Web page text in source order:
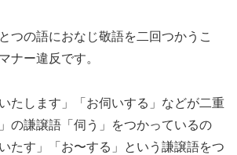
つの語におなじ敬語を二回つかうこ
ナー違反です。
たします」「お伺いする」などが二重
の謙譲語「伺う」をつかっているの
たす」「お〜する」という謙譲語をつ